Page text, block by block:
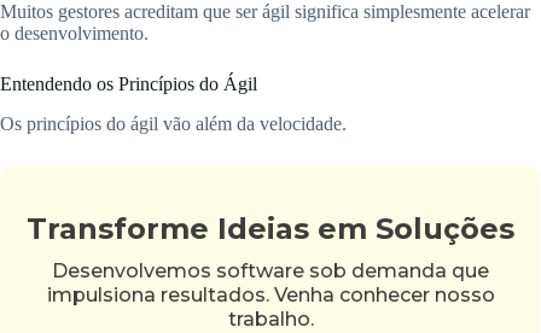
Muitos gestores acreditam que ser ágil significa simplesmente acelerar
o desenvolvimento.
Entendendo os Princípios do Ágil
Os princípios do ágil vão além da velocidade.
Transforme Ideias em Soluções
Desenvolvemos software sob demanda que
impulsiona resultados. Venha conhecer nosso
trabalho.